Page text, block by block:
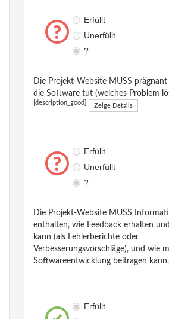
Erfüllt
Unerfüllt
?
Die Projekt-Website MUSS
die Software tut (welches Problem
[description_good] Zeige Details
Erfüllt
Unerfüllt
?
Die Projekt-Website MUSS
enthalten, wie Feedback erhalten
kann (als Fehlerberichte oder
Verbesserungsvorschläge), und wie
Softwareentwicklung beitragen kann.
Erfüllt